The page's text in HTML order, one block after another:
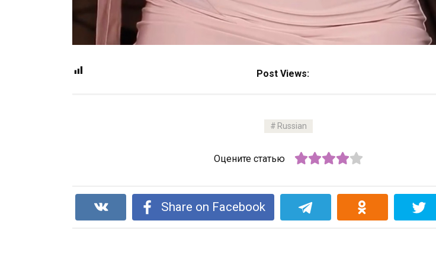
Post Views:
Russian
Оцените статью
Share on Facebook